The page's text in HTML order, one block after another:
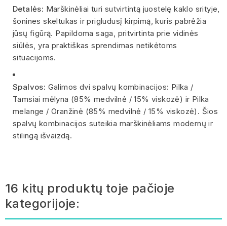
Detalės: Marškinėliai turi sutvirtintą juostelę kaklo srityje,
šonines skeltukas ir prigludusį kirpimą, kuris pabrėžia
jūsų figūrą. Papildoma saga, pritvirtinta prie vidinės
siūlės, yra praktiškas sprendimas netikėtoms
situacijoms.
Spalvos: Galimos dvi spalvų kombinacijos: Pilka /
Tamsiai mėlyna (85% medvilnė / 15% viskozė) ir Pilka
melange / Oranžinė (85% medvilnė / 15% viskozė). Šios
spalvų kombinacijos suteikia marškinėliams modernų ir
stilingą išvaizdą.
16 kitų produktų toje pačioje
kategorijoje: